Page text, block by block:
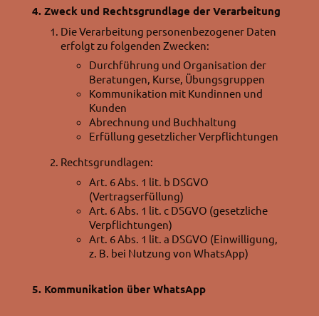
4. Zweck und Rechtsgrundlage der Verarbeitung
Die Verarbeitung personenbezogener Daten
erfolgt zu folgenden Zwecken:
Durchführung und Organisation der
Beratungen, Kurse, Übungsgruppen
Kommunikation mit Kundinnen und
Kunden
Abrechnung und Buchhaltung
Erfüllung gesetzlicher Verpflichtungen
Rechtsgrundlagen:
Art. 6 Abs. 1 lit. b DSGVO
(Vertragserfüllung)
Art. 6 Abs. 1 lit. c DSGVO (gesetzliche
Verpflichtungen)
Art. 6 Abs. 1 lit. a DSGVO (Einwilligung,
z. B. bei Nutzung von WhatsApp)
5. Kommunikation über WhatsApp